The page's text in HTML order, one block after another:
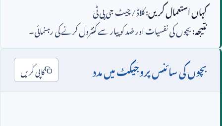
کہاں استعمال کریں:کلاڈ / چیٹ جی پی ٹی
نتیجہ:بچوں کی نفسیات اور ضد کو پیار سے کنٹرول کرنے کی رہنمائی۔
بچوں کی سائنس پروجیکٹ میں مدد کاپی کریں